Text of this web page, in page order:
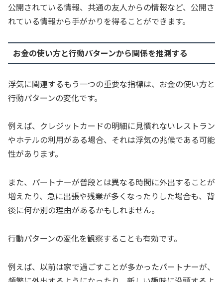
公開されている情報、共通の友人からの情報など、公開さ
れている情報から手がかりを得ることができます。
お金の使い方と行動パターンから関係を推測する
浮気に関連するもう一つの重要な指標は、お金の使い方と
行動パターンの変化です。
例えば、クレジットカードの明細に見慣れないレストラン
やホテルの利用がある場合、それは浮気の兆候である可能
性があります。
また、パートナーが普段とは異なる時間に外出することが
増えたり、急に出張や残業が多くなったりした場合も、背
後に何か別の理由があるかもしれません。
行動パターンの変化を観察することも有効です。
例えば、以前は家で過ごすことが多かったパートナーが、